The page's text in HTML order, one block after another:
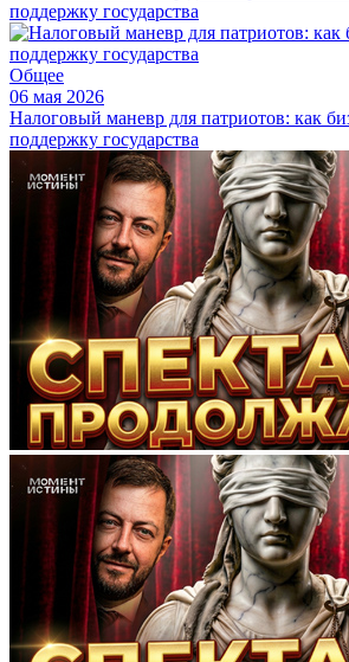
Общее
06 мая 2026
Налоговый маневр для патриотов: как
поддержку государства